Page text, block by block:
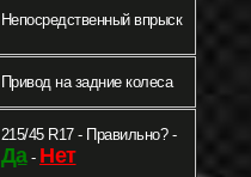
Непосредственный впрыск
Привод на задние колеса
215/45 R17 - Правильно? -
Да- Нет